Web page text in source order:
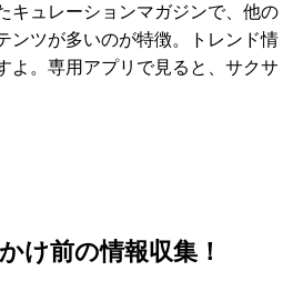
キュレーションマガジンで、他の
ンツが多いのが特徴。トレンド情
よ。専用アプリで見ると、サクサ
け前の情報収集！